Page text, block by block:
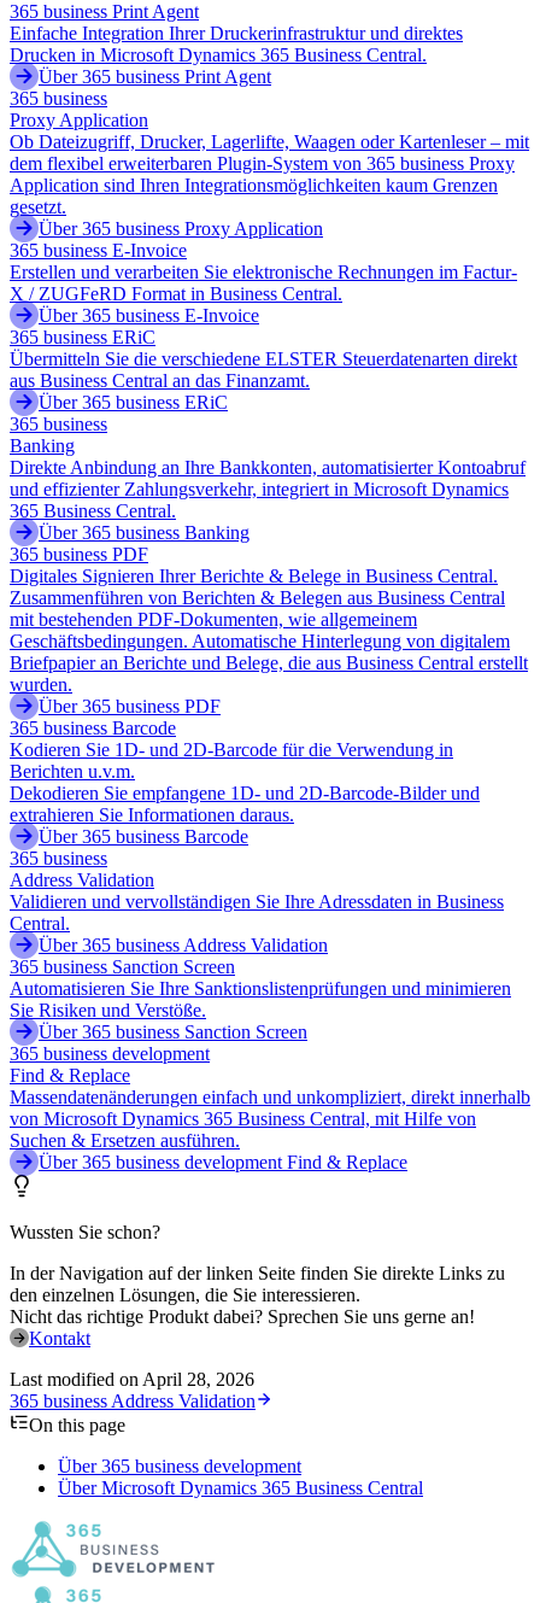
365 business Print Agent
Einfache Integration Ihrer Druckerinfrastruktur und direktes
Drucken in Microsoft Dynamics 365 Business Central.
Über 365 business Print Agent
365 business
Proxy Application
Ob Dateizugriff, Drucker, Lagerlifte, Waagen oder Kartenleser – mit
dem flexibel erweiterbaren Plugin-System von 365 business Proxy
Application sind Ihren Integrationsmöglichkeiten kaum Grenzen
gesetzt.
Über 365 business Proxy Application
365 business E-Invoice
Erstellen und verarbeiten Sie elektronische Rechnungen im Factur-
X / ZUGFeRD Format in Business Central.
Über 365 business E-Invoice
365 business ERiC
Übermitteln Sie die verschiedene ELSTER Steuerdatenarten direkt
aus Business Central an das Finanzamt.
Über 365 business ERiC
365 business
Banking
Direkte Anbindung an Ihre Bankkonten, automatisierter Kontoabruf
und effizienter Zahlungsverkehr, integriert in Microsoft Dynamics
365 Business Central.
Über 365 business Banking
365 business PDF
Digitales Signieren Ihrer Berichte & Belege in Business Central.
Zusammenführen von Berichten & Belegen aus Business Central
mit bestehenden PDF-Dokumenten, wie allgemeinem
Geschäftsbedingungen. Automatische Hinterlegung von digitalem
Briefpapier an Berichte und Belege, die aus Business Central erstellt
wurden.
Über 365 business PDF
365 business Barcode
Kodieren Sie 1D- und 2D-Barcode für die Verwendung in
Berichten u.v.m.
Dekodieren Sie empfangene 1D- und 2D-Barcode-Bilder und
extrahieren Sie Informationen daraus.
Über 365 business Barcode
365 business
Address Validation
Validieren und vervollständigen Sie Ihre Adressdaten in Business
Central.
Über 365 business Address Validation
365 business Sanction Screen
Automatisieren Sie Ihre Sanktionslistenprüfungen und minimieren
Sie Risiken und Verstöße.
Über 365 business Sanction Screen
365 business development
Find & Replace
Massendatenänderungen einfach und unkompliziert, direkt innerhalb
von Microsoft Dynamics 365 Business Central, mit Hilfe von
Suchen & Ersetzen ausführen.
Über 365 business development Find & Replace
Wussten Sie schon?
In der Navigation auf der linken Seite finden Sie direkte Links zu
den einzelnen Lösungen, die Sie interessieren.
Nicht das richtige Produkt dabei? Sprechen Sie uns gerne an!
Kontakt
Last modified on April 28, 2026
365 business Address Validation
On this page
Über 365 business development
Über Microsoft Dynamics 365 Business Central